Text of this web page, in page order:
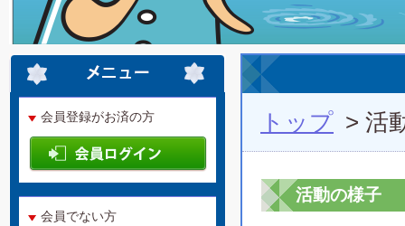
会員登録がお済の方
会員でない方
トップ > 活
活動の様子